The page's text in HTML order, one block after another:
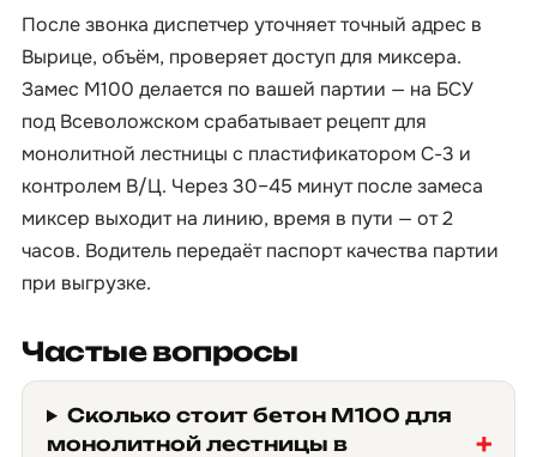
После звонка диспетчер уточняет точный адрес в
Вырице, объём, проверяет доступ для миксера.
Замес М100 делается по вашей партии — на БСУ
под Всеволожском срабатывает рецепт для
монолитной лестницы с пластификатором С-3 и
контролем В/Ц. Через 30–45 минут после замеса
миксер выходит на линию, время в пути — от 2
часов. Водитель передаёт паспорт качества партии
при выгрузке.
Частые вопросы
Сколько стоит бетон М100 для
монолитной лестницы в